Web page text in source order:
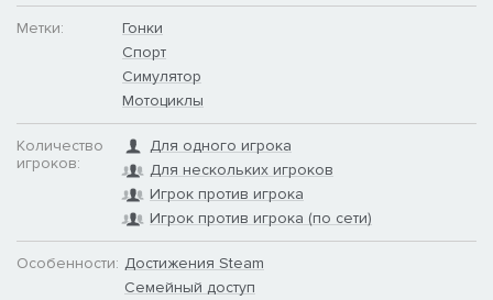
Метки:
Гонки
Спорт
Симулятор
Мотоциклы
Количество
игроков:
Для одного игрока
Для нескольких игроков
Игрок против игрока
Игрок против игрока (по сети)
Особенности: Достижения Steam
Семейный доступ